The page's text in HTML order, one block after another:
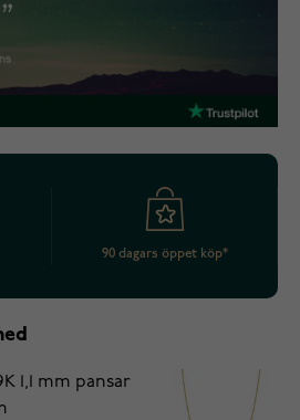
90 dagars öppet köp*
1,1 mm pansar